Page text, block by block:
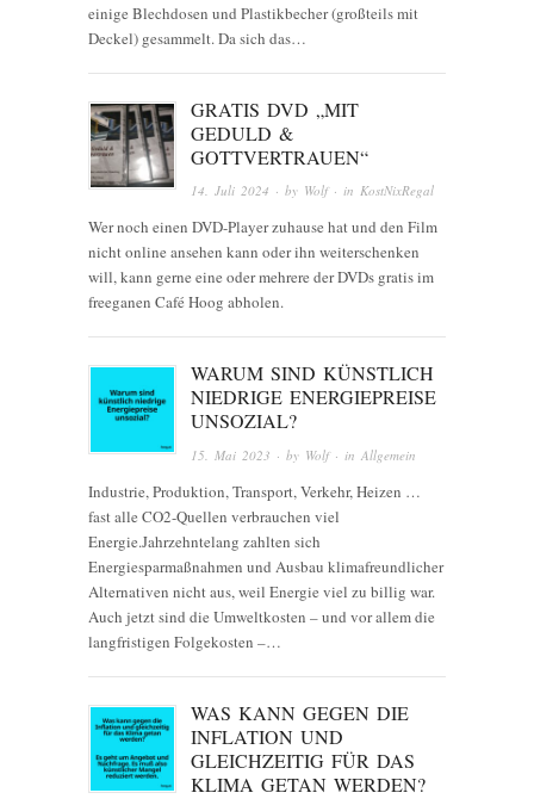
einige Blechdosen und Plastikbecher (großteils mit
Deckel) gesammelt. Da sich das…
GRATIS DVD „MIT
GEDULD &
GOTTVERTRAUEN“
14. Juli 2024 · by Wolf· inKostNixRegal
Wer noch einen DVD-Player zuhause hat und den Film
nicht online ansehen kann oder ihn weiterschenken
will, kann gerne eine oder mehrere der DVDs gratis im
freeganen Café Hoog abholen.
WARUM SIND KÜNSTLICH
NIEDRIGE ENERGIEPREISE
UNSOZIAL?
15. Mai 2023 · by Wolf· inAllgemein
Industrie, Produktion, Transport, Verkehr, Heizen …
fast alle CO2-Quellen verbrauchen viel
Energie.Jahrzehntelang zahlten sich
Energiesparmaßnahmen und Ausbau klimafreundlicher
Alternativen nicht aus, weil Energie viel zu billig war.
Auch jetzt sind die Umweltkosten – und vor allem die
langfristigen Folgekosten –…
WAS KANN GEGEN DIE
INFLATION UND
GLEICHZEITIG FÜR DAS
KLIMA GETAN WERDEN?